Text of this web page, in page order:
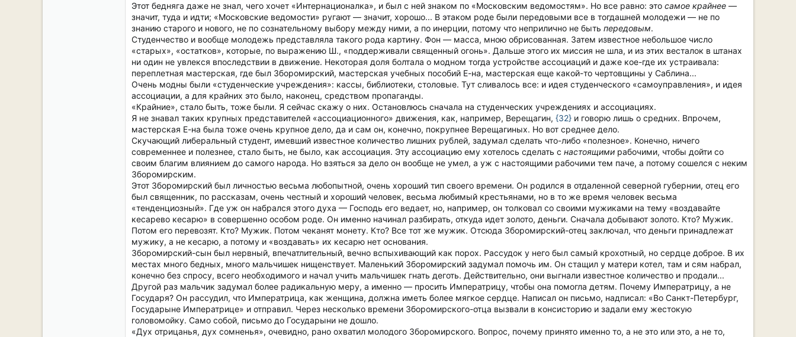
Этот бедняга даже не знал, чего хочет «Интернационалка», и был с ней знаком по «Московским ведомостям». Но все равно: это самое крайнее —
значит, туда и идти; «Московские ведомости» ругают — значит, хорошо... В этаком роде были передовыми все в тогдашней молодежи — не по
знанию старого и нового, не по сознательному выбору между ними, а по инерции, потому что неприлично не быть передовым.
Студенчество и вообще молодежь представляла такого рода картину. Фон — масса, мною обрисованная. Затем известное небольшое число
«старых», «остатков», которые, по выражению Ш., «поддерживали священный огонь». Дальше этого их миссия не шла, и из этих весталок в штанах
ни один не увлекся впоследствии в движение. Некоторая доля болтала о модном тогда устройстве ассоциаций и даже кое-где их устраивала:
переплетная мастерская, где был Зборомирский, мастерская учебных пособий Е-на, мастерская еще какой-то чертовщины у Саблина...
Очень модны были «студенческие учреждения»: кассы, библиотеки, столовые. Тут сливалось все: и идея студенческого «самоуправления», и идея
ассоциации, а для крайних это было, наконец, средством пропаганды.
«Крайние», стало быть, тоже были. Я сейчас скажу о них. Остановлюсь сначала на студенческих учреждениях и ассоциациях.
Я не знавал таких крупных представителей «ассоциационного» движения, как, например, Верещагин, {32} и говорю лишь о средних. Впрочем,
мастерская Е-на была тоже очень крупное дело, да и сам он, конечно, покрупнее Верещагиных. Но вот среднее дело.
Скучающий либеральный студент, имевший известное количество лишних рублей, задумал сделать что-либо «полезное». Конечно, ничего
современнее и полезнее, стало быть, не было, как ассоциация. Эту ассоциацию ему хотелось сделать с настоящими рабочими, чтобы дойти со
своим благим влиянием до самого народа. Но взяться за дело он вообще не умел, а уж с настоящими рабочими тем паче, а потому сошелся с неким
Зборомирским.
Этот Зборомирский был личностью весьма любопытной, очень хороший тип своего времени. Он родился в отдаленной северной губернии, отец его
был священник, по рассказам, очень честный и хороший человек, весьма любимый крестьянами, но в то же время человек весьма
«тенденциозный». Где уж он набрался этого духа — Господь его ведает, но, например, он толковал со своими мужиками на тему «воздавайте
кесарево кесарю» в совершенно особом роде. Он именно начинал разбирать, откуда идет золото, деньги. Сначала добывают золото. Кто? Мужик.
Потом его перевозят. Кто? Мужик. Потом чеканят монету. Кто? Все тот же мужик. Отсюда Зборомирский-отец заключал, что деньги принадлежат
мужику, а не кесарю, а потому и «воздавать» их кесарю нет основания.
Зборомирский-сын был нервный, впечатлительный, вечно вспыхивающий как порох. Рассудок у него был самый крохотный, но сердце доброе. В их
местах много бедных, много мальчишек нищенствует. Маленький Зборомирский задумал помочь им. Он стащил у матери котел, там и сям набрал,
конечно без спросу, всего необходимого и начал учить мальчишек гнать деготь. Действительно, они выгнали известное количество и продали...
Другой раз мальчик задумал более радикальную меру, а именно — просить Императрицу, чтобы она помогла детям. Почему Императрицу, а не
Государя? Он рассудил, что Императрица, как женщина, должна иметь более мягкое сердце. Написал он письмо, надписал: «Во Санкт-Петербург,
Государыне Императрице» и отправил. Через несколько времени Зборомирского-отца вызвали в консисторию и задали ему жестокую
головомойку. Само собой, письмо до Государыни не дошло.
«Дух отрицанья, дух сомненья», очевидно, рано охватил молодого Зборомирского. Вопрос, почему принято именно то, а не это или это, а не то,